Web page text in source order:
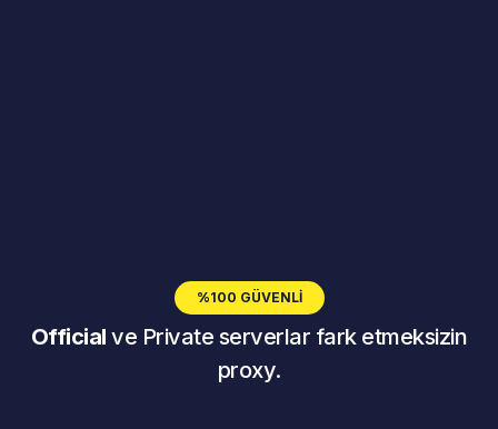
%100 GÜVENLI
Official ve Private serverlar fark etmeksizin
proxy.